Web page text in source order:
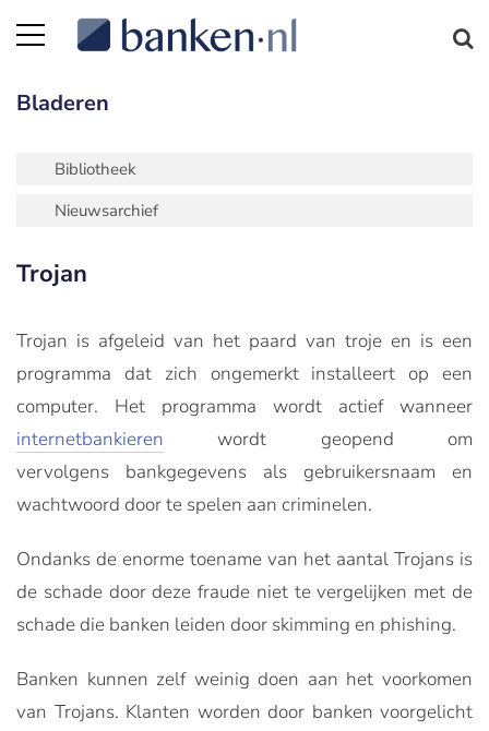
Bladeren
Bibliotheek
Nieuwsarchief
Trojan
Trojan is afgeleid van het paard van troje en is een
programma dat zich ongemerkt installeert op een
computer. Het programma wordt actief wanneer
internetbankieren wordt geopend om
vervolgens bankgegevens als gebruikersnaam en
wachtwoord door te spelen aan criminelen.
Ondanks de enorme toename van het aantal Trojans is
de schade door deze fraude niet te vergelijken met de
schade die banken leiden door skimming en phishing.
Banken kunnen zelf weinig doen aan het voorkomen
van Trojans. Klanten worden door banken voorgelicht